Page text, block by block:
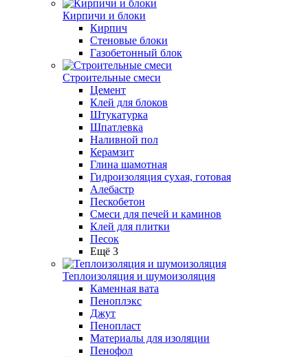
Кирпичи и блоки
Кирпич
Стеновые блоки
Газобетонный блок
Строительные смеси
Цемент
Клей для блоков
Штукатурка
Шпатлевка
Наливной пол
Керамзит
Глина шамотная
Гидроизоляция сухая, готовая
Алебастр
Пескобетон
Смеси для печей и каминов
Клей для плитки
Песок
Ещё 3
Теплоизоляция и шумоизоляция
Каменная вата
Пеноплэкс
Джут
Пенопласт
Материалы для изоляции
Пенофол